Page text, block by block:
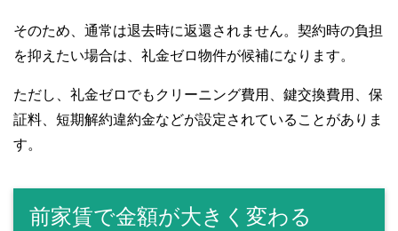
そのため、通常は退去時に返還されません。契約時の負担
を抑えたい場合は、礼金ゼロ物件が候補になります。
ただし、礼金ゼロでもクリーニング費用、鍵交換費用、保
証料、短期解約違約金などが設定されていることがありま
す。
前家賃で金額が大きく変わる